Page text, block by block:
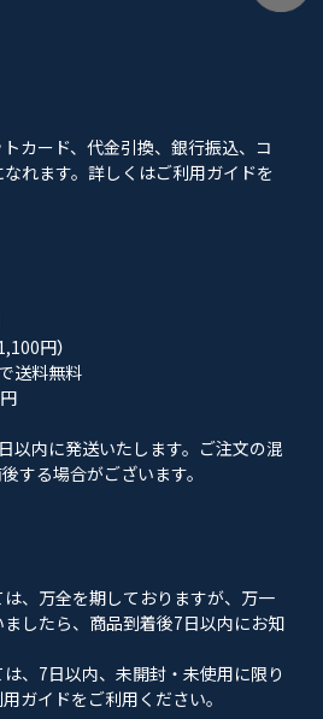
カード、代金引換、銀行振込、コ
れます。詳しくはご利用ガイドを
円）
送料無料
以内に発送いたします。ご注文の混
する場合がございます。
、万全を期しておりますが、万一
したら、商品到着後7日以内にお知
、7日以内、未開封・未使用に限り
ガイドをご利用ください。